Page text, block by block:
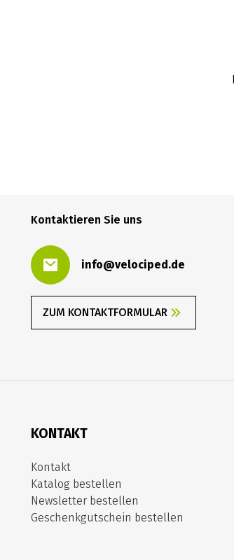
Kontaktieren Sie uns
info@velociped.de
ZUM KONTAKTFORMULAR
KONTAKT
Kontakt
Katalog bestellen
Newsletter bestellen
Geschenkgutschein bestellen